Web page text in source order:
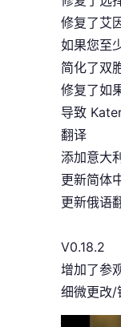
修复了艾
如果您至
简化了双
修复了如
导致
翻译
添加意大
更新简体
更新俄语
V0.18.2
增加了参
细微更改/